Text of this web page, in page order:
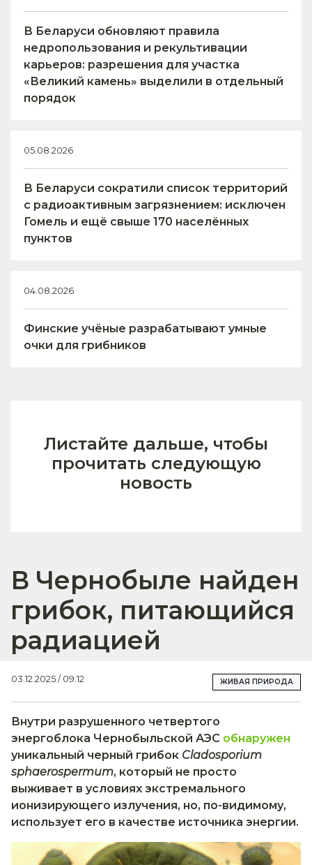
В Беларуси обновляют правила
недропользования и рекультивации
карьеров: разрешения для участка
«Великий камень» выделили в отдельный
порядок
05.08.2026
В Беларуси сократили список территорий
с радиоактивным загрязнением: исключен
Гомель и ещё свыше 170 населённых
пунктов
04.08.2026
Финские учёные разрабатывают умные
очки для грибников
Листайте дальше, чтобы
прочитать следующую
новость
В Чернобыле найден
грибок, питающийся
радиацией
03.12.2025 / 09:12 ЖИВАЯ ПРИРОДА
Внутри разрушенного четвертого
энергоблока Чернобыльской АЭС обнаружен
уникальный черный грибок Cladosporium
sphaerospermum, который не просто
выживает в условиях экстремального
ионизирующего излучения, но, по-видимому,
использует его в качестве источника энергии.